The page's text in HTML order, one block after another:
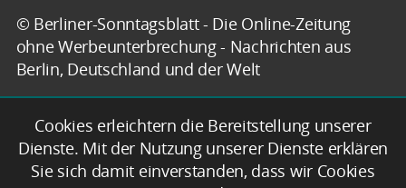
© Berliner-Sonntagsblatt - Die Online-Zeitung
ohne Werbeunterbrechung - Nachrichten aus
Berlin, Deutschland und der Welt
Cookies erleichtern die Bereitstellung unserer
Dienste. Mit der Nutzung unserer Dienste erklären
Sie sich damit einverstanden, dass wir Cookies